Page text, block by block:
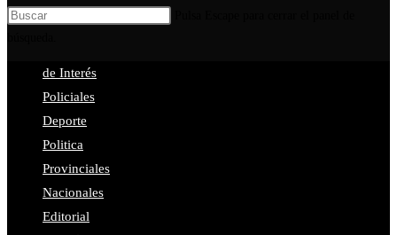
de Interés
Policiales
Deporte
Politica
Provinciales
Nacionales
Editorial